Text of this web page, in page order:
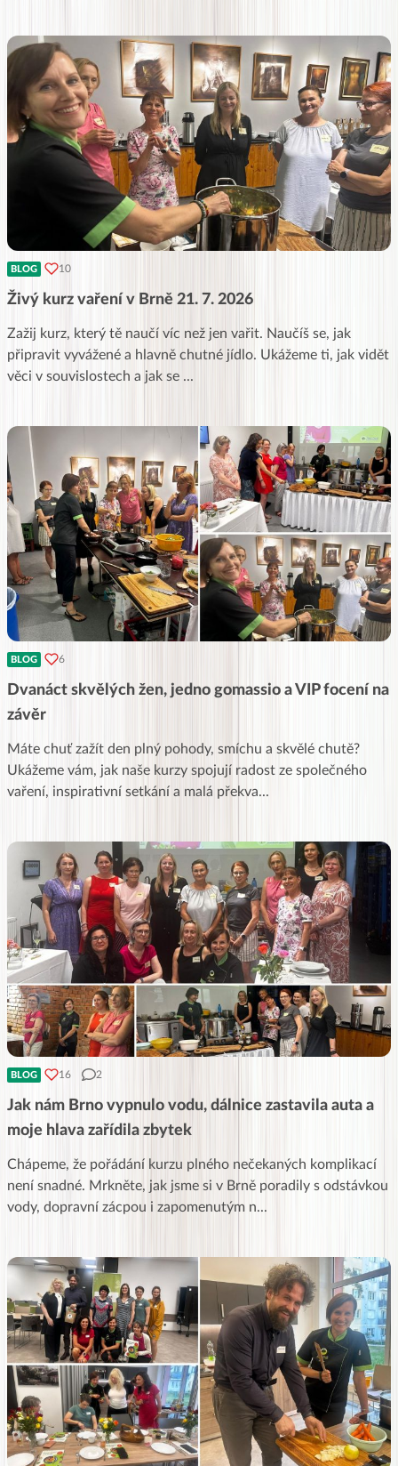
BLOG 10
Živý kurz vaření v Brně 21. 7. 2026
Zažij kurz, který tě naučí víc než jen vařit. Naučíš se, jak
připravit vyvážené a hlavně chutné jídlo. Ukážeme ti, jak vidět
věci v souvislostech a jak se ...
BLOG 6
Dvanáct skvělých žen, jedno gomassio a VIP focení na
závěr
Máte chuť zažít den plný pohody, smíchu a skvělé chutě?
Ukážeme vám, jak naše kurzy spojují radost ze společného
vaření, inspirativní setkání a malá překva...
BLOG 16 2
Jak nám Brno vypnulo vodu, dálnice zastavila auta a
moje hlava zařídila zbytek
Chápeme, že pořádání kurzu plného nečekaných komplikací
není snadné. Mrkněte, jak jsme si v Brně poradily s odstávkou
vody, dopravní zácpou i zapomenutým n...